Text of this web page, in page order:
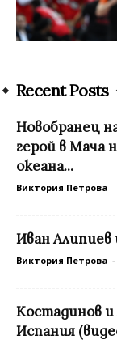
Recent Posts
Новобранец
герой в Мача
океана...
Виктория Петрова -
Иван Алипиев
Виктория Петрова -
Костадинов и
Испания